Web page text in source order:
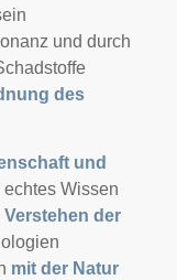
und durch
des
und
Wissen
Verstehen der
mit der Natur